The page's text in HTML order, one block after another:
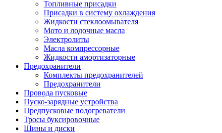
Топливные присадки
Присадки в систему охлаждения
Жидкости стеклоомывателя
Мото и лодочные масла
Электролиты
Масла компрессорные
Жидкости амортизаторные
Предохранители
Комплекты предохранителей
Предохранители
Провода пусковые
Пуско-зарядные устройства
Предпусковые подогреватели
Тросы буксировочные
Шины и диски